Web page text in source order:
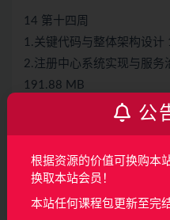
14 第十四周
1.关键代码与整体架构设计
2.注册中心系统实现与服务
191.88 MB
1.消息队列延时场景实战
与三大存储 159.30 MB
2.RocketMQ三大存储与四
案分析设计 196.19 MB
公
根据资源的价值可换购本
换取本站会员！
本站任何课程包更新至完结